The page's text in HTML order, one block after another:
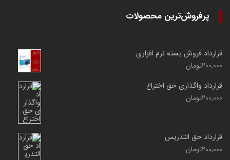
پرفروش‌ترین محصولات
قرارداد فروش بسته نرم افزاری
200,000تومان
قرارداد واگذاری حق اختراع
200,000تومان
قرارداد حق التدریس
200,000تومان